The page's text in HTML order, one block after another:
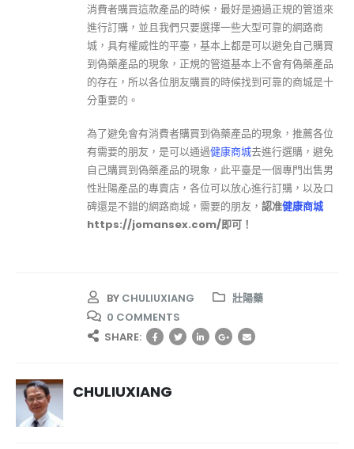
消費者購買這款產品的時候，最好是通過正規的管道來
進行訂購，並且我們只要選擇一些大型可靠的網路商
城，具有權威性的平臺，基本上都是可以避免自己購買
到偽藥產品的現象，正規的管道基本上不會有偽藥產品
的存在，所以各位朋友購買的時候找到可靠的商城是十
分重要的。
為了避免會有消費者購買到偽藥產品的現象，推薦各位
有需要的朋友，是可以通過健康商城去進行選購，避免
自己購買到偽藥產品的現象，此平臺是一個專門出售男
性壯陽產品的專賣店，各位可以放心進行訂購，以及口
碑還是不錯的網路商城，需要的朋友， 認准健康商城
https://jomansex.com/即可！
BY CHULIUXIANG
壯陽藥
0 COMMENTS
SHARE:
CHULIUXIANG